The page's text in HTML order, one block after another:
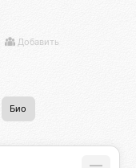
Добавить
Био